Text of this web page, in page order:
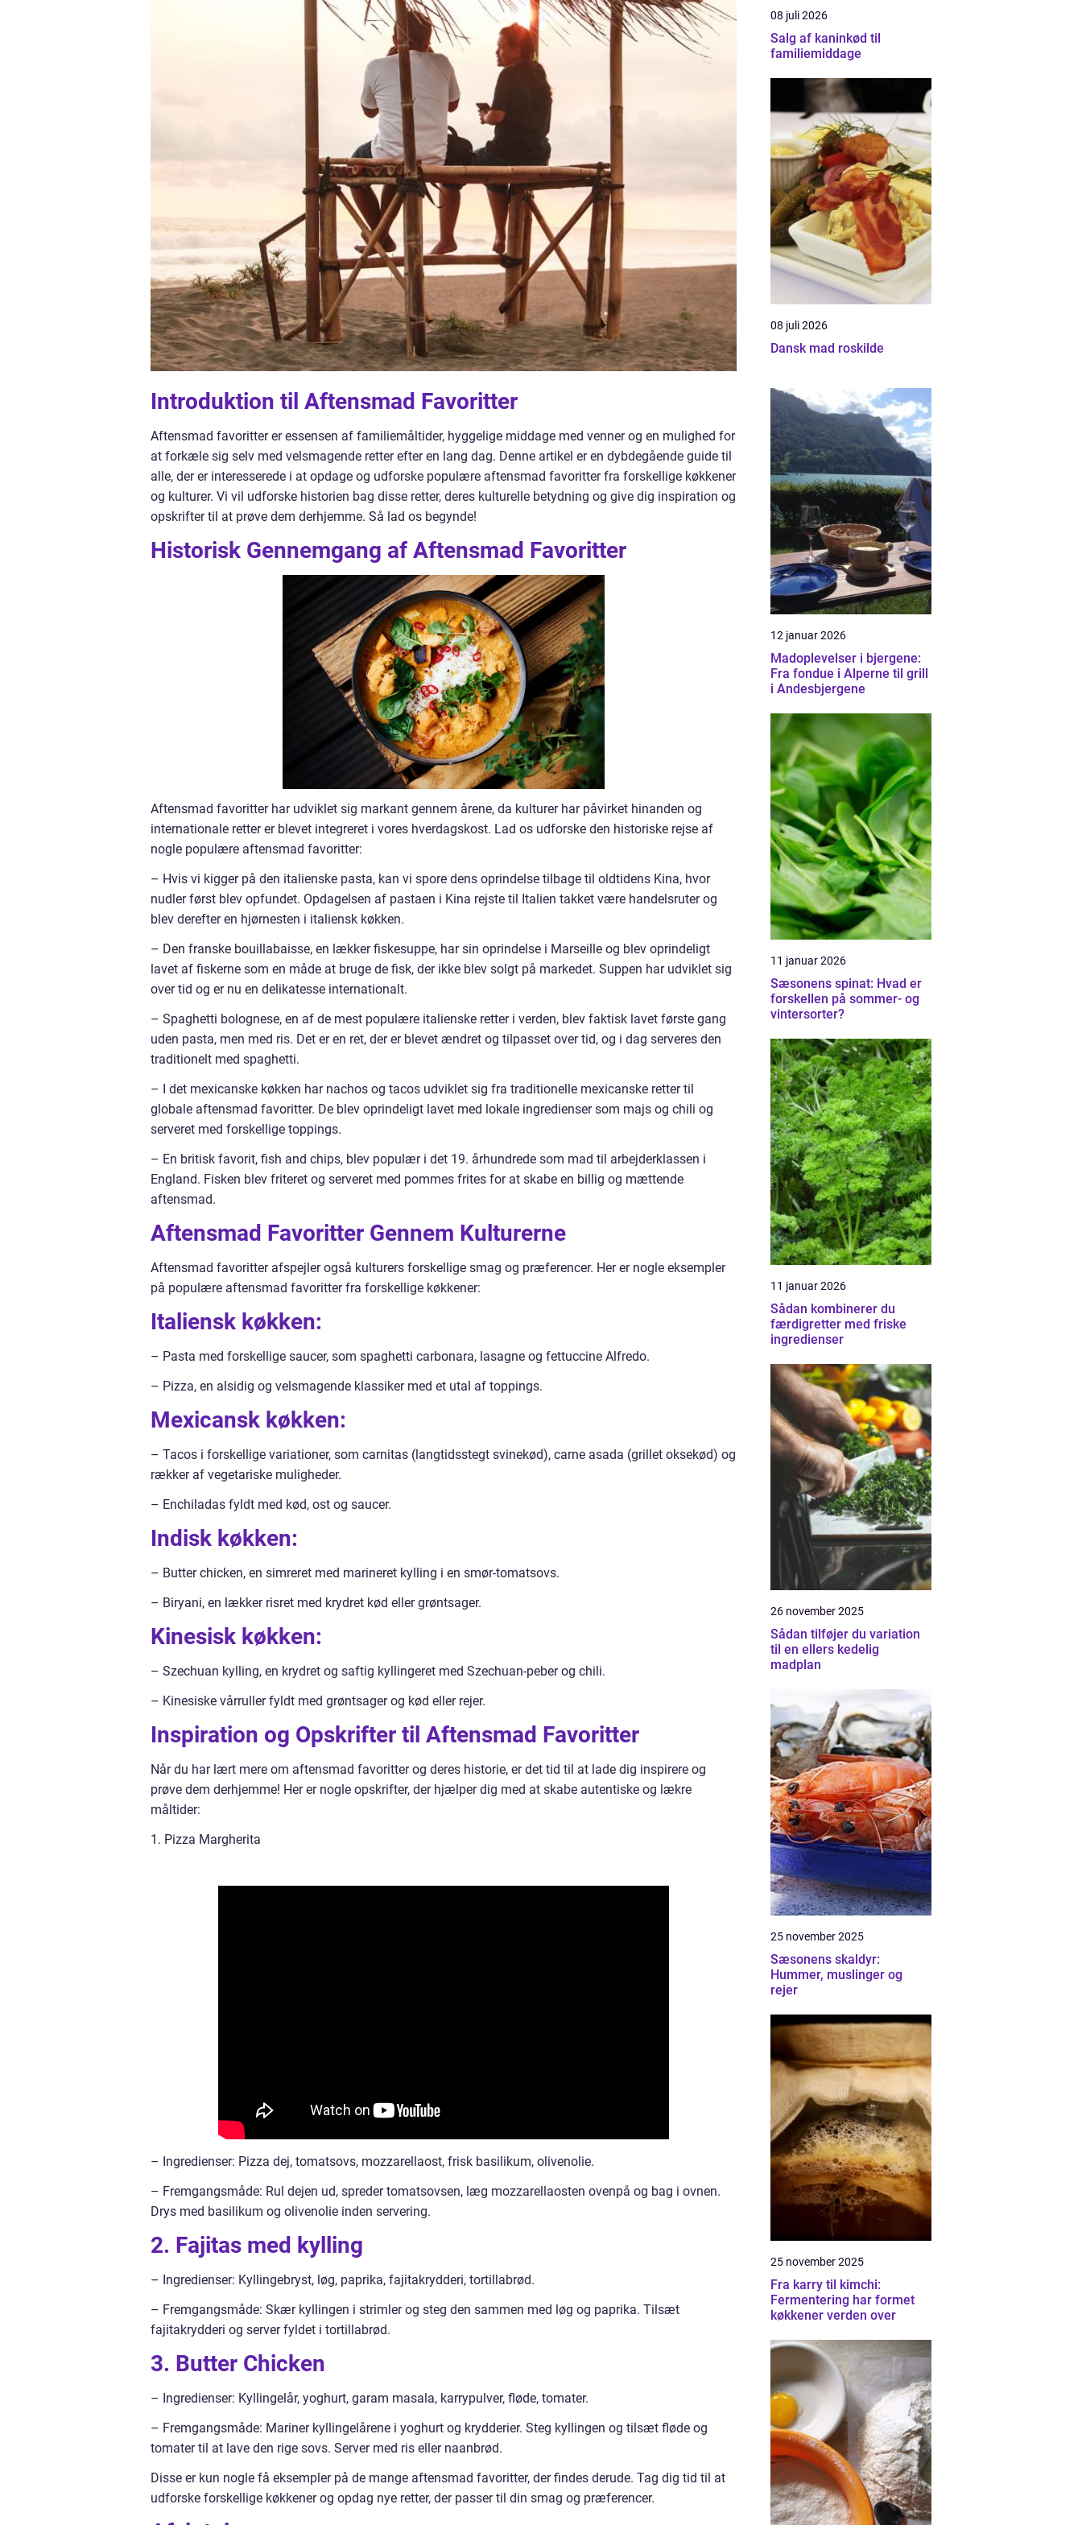
Introduktion til Aftensmad Favoritter
Aftensmad favoritter er essensen af familiemåltider, hyggelige middage med venner og en mulighed for
at forkæle sig selv med velsmagende retter efter en lang dag. Denne artikel er en dybdegående guide til
alle, der er interesserede i at opdage og udforske populære aftensmad favoritter fra forskellige køkkener
og kulturer. Vi vil udforske historien bag disse retter, deres kulturelle betydning og give dig inspiration og
opskrifter til at prøve dem derhjemme. Så lad os begynde!
Historisk Gennemgang af Aftensmad Favoritter
Aftensmad favoritter har udviklet sig markant gennem årene, da kulturer har påvirket hinanden og
internationale retter er blevet integreret i vores hverdagskost. Lad os udforske den historiske rejse af
nogle populære aftensmad favoritter:
– Hvis vi kigger på den italienske pasta, kan vi spore dens oprindelse tilbage til oldtidens Kina, hvor
nudler først blev opfundet. Opdagelsen af pastaen i Kina rejste til Italien takket være handelsruter og
blev derefter en hjørnesten i italiensk køkken.
– Den franske bouillabaisse, en lækker fiskesuppe, har sin oprindelse i Marseille og blev oprindeligt
lavet af fiskerne som en måde at bruge de fisk, der ikke blev solgt på markedet. Suppen har udviklet sig
over tid og er nu en delikatesse internationalt.
– Spaghetti bolognese, en af de mest populære italienske retter i verden, blev faktisk lavet første gang
uden pasta, men med ris. Det er en ret, der er blevet ændret og tilpasset over tid, og i dag serveres den
traditionelt med spaghetti.
– I det mexicanske køkken har nachos og tacos udviklet sig fra traditionelle mexicanske retter til
globale aftensmad favoritter. De blev oprindeligt lavet med lokale ingredienser som majs og chili og
serveret med forskellige toppings.
– En britisk favorit, fish and chips, blev populær i det 19. århundrede som mad til arbejderklassen i
England. Fisken blev friteret og serveret med pommes frites for at skabe en billig og mættende
aftensmad.
Aftensmad Favoritter Gennem Kulturerne
Aftensmad favoritter afspejler også kulturers forskellige smag og præferencer. Her er nogle eksempler
på populære aftensmad favoritter fra forskellige køkkener:
Italiensk køkken:
– Pasta med forskellige saucer, som spaghetti carbonara, lasagne og fettuccine Alfredo.
– Pizza, en alsidig og velsmagende klassiker med et utal af toppings.
Mexicansk køkken:
– Tacos i forskellige variationer, som carnitas (langtidsstegt svinekød), carne asada (grillet oksekød) og
rækker af vegetariske muligheder.
– Enchiladas fyldt med kød, ost og saucer.
Indisk køkken:
– Butter chicken, en simreret med marineret kylling i en smør-tomatsovs.
– Biryani, en lækker risret med krydret kød eller grøntsager.
Kinesisk køkken:
– Szechuan kylling, en krydret og saftig kyllingeret med Szechuan-peber og chili.
– Kinesiske vårruller fyldt med grøntsager og kød eller rejer.
Inspiration og Opskrifter til Aftensmad Favoritter
Når du har lært mere om aftensmad favoritter og deres historie, er det tid til at lade dig inspirere og
prøve dem derhjemme! Her er nogle opskrifter, der hjælper dig med at skabe autentiske og lækre
måltider:
1. Pizza Margherita
– Ingredienser: Pizza dej, tomatsovs, mozzarellaost, frisk basilikum, olivenolie.
– Fremgangsmåde: Rul dejen ud, spreder tomatsovsen, læg mozzarellaosten ovenpå og bag i ovnen.
Drys med basilikum og olivenolie inden servering.
2. Fajitas med kylling
– Ingredienser: Kyllingebryst, løg, paprika, fajitakrydderi, tortillabrød.
– Fremgangsmåde: Skær kyllingen i strimler og steg den sammen med løg og paprika. Tilsæt
fajitakrydderi og server fyldet i tortillabrød.
3. Butter Chicken
– Ingredienser: Kyllingelår, yoghurt, garam masala, karrypulver, fløde, tomater.
– Fremgangsmåde: Mariner kyllingelårene i yoghurt og krydderier. Steg kyllingen og tilsæt fløde og
tomater til at lave den rige sovs. Server med ris eller naanbrød.
Disse er kun nogle få eksempler på de mange aftensmad favoritter, der findes derude. Tag dig tid til at
udforske forskellige køkkener og opdag nye retter, der passer til din smag og præferencer.
08 juli 2026
Salg af kaninkød til
familiemiddage
08 juli 2026
Dansk mad roskilde
12 januar 2026
Madoplevelser i bjergene:
Fra fondue i Alperne til grill
i Andesbjergene
11 januar 2026
Sæsonens spinat: Hvad er
forskellen på sommer- og
vintersorter?
11 januar 2026
Sådan kombinerer du
færdigretter med friske
ingredienser
26 november 2025
Sådan tilføjer du variation
til en ellers kedelig
madplan
25 november 2025
Sæsonens skaldyr:
Hummer, muslinger og
rejer
25 november 2025
Fra karry til kimchi:
Fermentering har formet
køkkener verden over